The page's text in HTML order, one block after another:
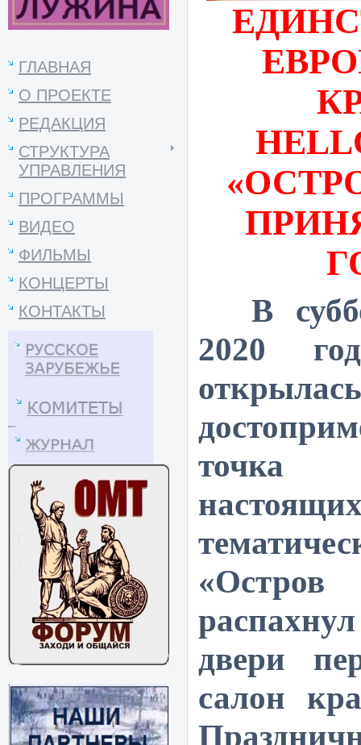
ГЛАВНАЯ
О ПРОЕКТЕ
РЕДАКЦИЯ
СТРУКТУРА
УПРАВЛЕНИЯ
ПРОГРАММЫ
ВИДЕО
ФИЛЬМЫ
КОНЦЕРТЫ
КОНТАКТЫ
В
2020
точка
двери
салон